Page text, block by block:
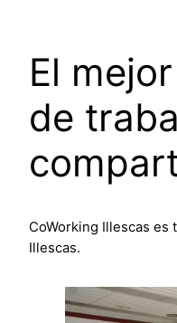
El
de
CoWorking Illescas es
Illescas.